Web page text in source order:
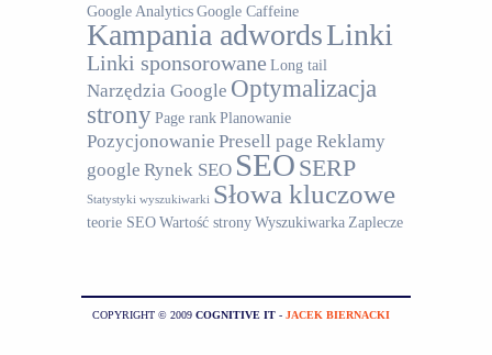
Google AnalyticsGoogle Caffeine
Kampania adwordsLinki
Linki sponsorowane Long tail
Narzędzia Google Optymalizacja
stronyPage rankPlanowanie
Pozycjonowanie Presell page Reklamy
google Rynek SEO SEO SERP
Statystyki wyszukiwarki Słowa kluczowe
teorie SEOWartość stronyWyszukiwarka Zaplecze
COPYRIGHT © 2009 COGNITIVE IT - JACEK BIERNACKI